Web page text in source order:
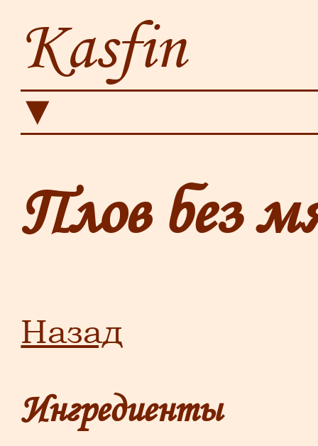
Kasfin
▼
Плов без
Назад
Ингредиенты